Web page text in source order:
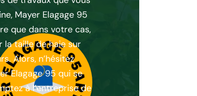
Mayer Elagage 95
que dans votre cas,
la taille de haie sur
Alors, n’hésitez
Elagage 95 qui se
à l’entreprise de